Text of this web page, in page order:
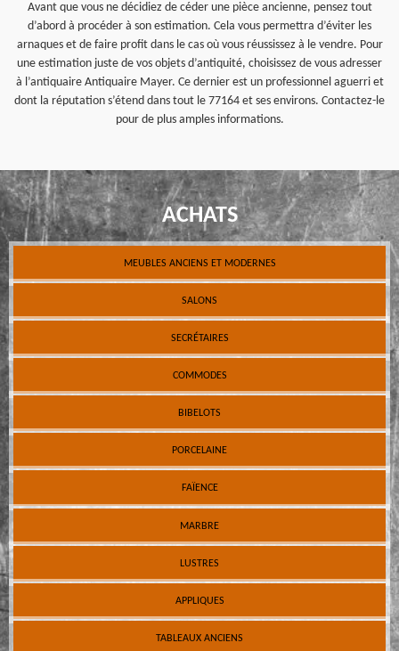
Avant que vous ne décidiez de céder une pièce ancienne, pensez tout
d’abord à procéder à son estimation. Cela vous permettra d’éviter les
arnaques et de faire profit dans le cas où vous réussissez à le vendre. Pour
une estimation juste de vos objets d’antiquité, choisissez de vous adresser
à l’antiquaire Antiquaire Mayer. Ce dernier est un professionnel aguerri et
dont la réputation s’étend dans tout le 77164 et ses environs. Contactez-le
pour de plus amples informations.
ACHATS
MEUBLES ANCIENS ET MODERNES
SALONS
SECRÉTAIRES
COMMODES
BIBELOTS
PORCELAINE
FAÏENCE
MARBRE
LUSTRES
APPLIQUES
TABLEAUX ANCIENS